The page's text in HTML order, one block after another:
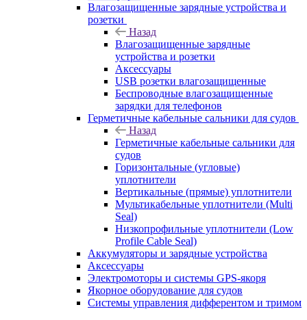
Влагозащищенные зарядные устройства и
розетки
Назад
Влагозащищенные зарядные
устройства и розетки
Аксессуары
USB розетки влагозащищенные
Беспроводные влагозащищенные
зарядки для телефонов
Герметичные кабельные сальники для судов
Назад
Герметичные кабельные сальники для
судов
Горизонтальные (угловые)
уплотнители
Вертикальные (прямые) уплотнители
Мультикабельные уплотнители (Multi
Seal)
Низкопрофильные уплотнители (Low
Profile Cable Seal)
Аккумуляторы и зарядные устройства
Аксессуары
Электромоторы и системы GPS-якоря
Якорное оборудование для судов
Системы управления дифферентом и тримом